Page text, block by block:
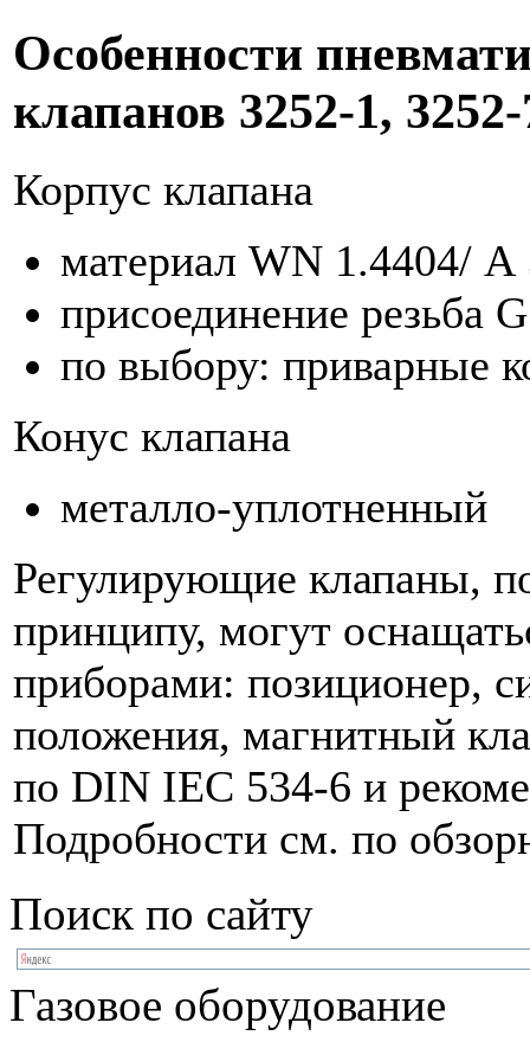
Особенности
клапанов 3252-1,
Корпус клапана
материал WN 1.4404/ А
присоединение резьба
по выбору: приварные
Конус клапана
металло-уплотненный
Регулирующие клапаны,
принципу, могут
приборами: позиционер,
положения, магнитный
по DIN IEC 534-6 и
Подробности см. по
Поиск по сайту
Газовое оборудование